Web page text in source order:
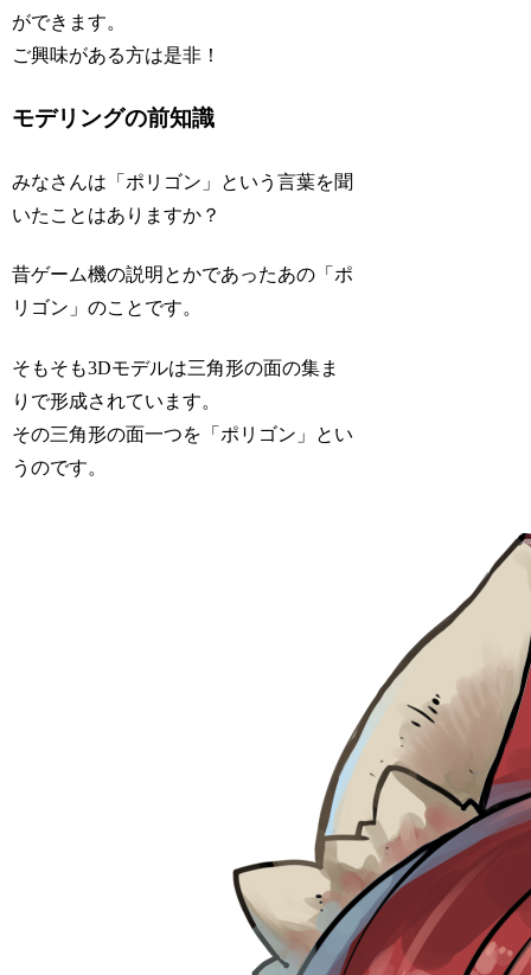
ができます。
ご興味がある方は是非！
モデリングの前知識
みなさんは「ポリゴン」という言葉を聞
いたことはありますか？
昔ゲーム機の説明とかであったあの「ポ
リゴン」のことです。
そもそも3Dモデルは三角形の面の集ま
りで形成されています。
その三角形の面一つを「ポリゴン」とい
うのです。